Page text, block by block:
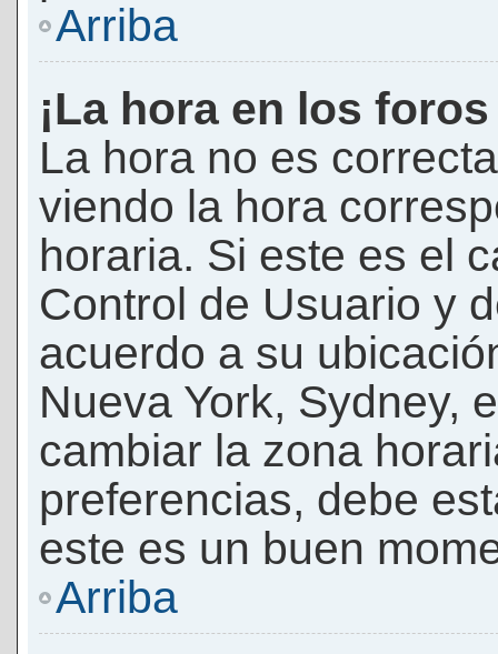
Arriba
¡La hora en los
La hora no es
viendo la hora
horaria. Si este es el
Control de Usuario y
acuerdo a su
Nueva York, Sydney,
cambiar la zona
preferencias, debe
este es un buen
Arriba